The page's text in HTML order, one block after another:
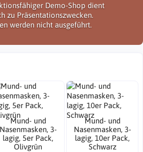
Demo-Shop dient
zu Präsentationszwecken.
werden nicht ausgeführt.
Mund- und
Nasenmasken, 3-
lagig, 5er Pack,
Olivgrün
Mund- und
Nasenmasken, 3-
lagig, 10er Pack,
Schwarz